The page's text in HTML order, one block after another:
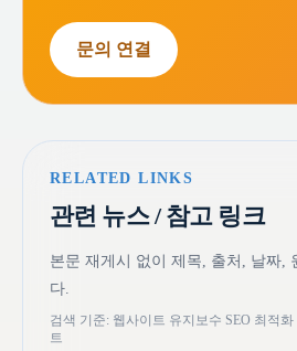
문의 연결
RELATED LINKS
관련 뉴스 / 참고 링크
본문 재게시 없이 제목, 출처, 날짜,
다.
검색 기준: 웹사이트 유지보수 SEO 최적
트